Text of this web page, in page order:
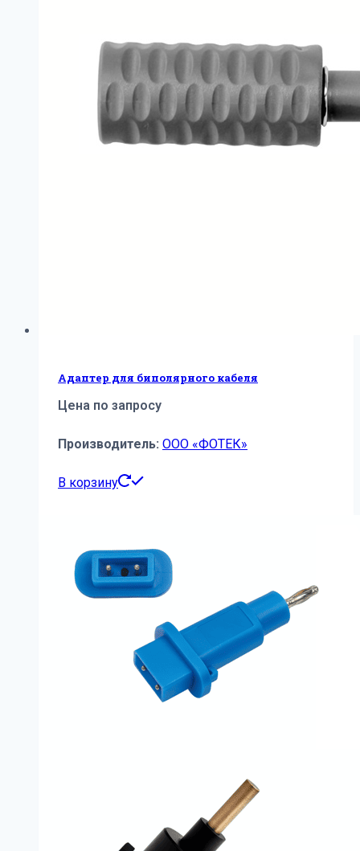
Адаптер для биполярного кабеля
Цена по запросу
Производитель: ООО «ФОТЕК»
В корзину